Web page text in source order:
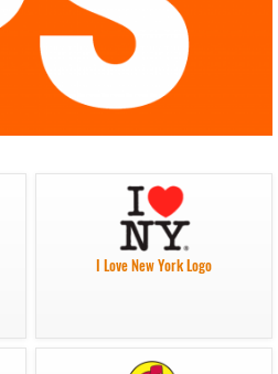
I Love New York Logo